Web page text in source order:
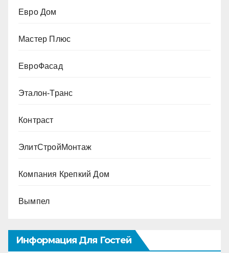
Евро Дом
Мастер Плюс
ЕвроФасад
Эталон-Транс
Контраст
ЭлитСтройМонтаж
Компания Крепкий Дом
Вымпел
Информация Для Гостей